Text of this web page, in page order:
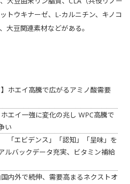
トウキナーゼ、L-カルニチン、キノコ
大豆関連素材などがある。
】ホエイ高騰で広がるアミノ酸需要
ホエイ一強に変化の兆し WPC高騰で
い
「エビデンス」「認知」「呈味」を
ルバックデータ充実、ビタミン補給
国内外で続伸、需要高まるネクストオ